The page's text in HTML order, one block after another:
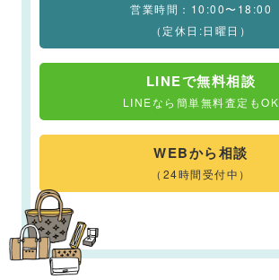
営業時間：10:00〜18:00
（定休日:日曜日）
LINEで無料相談
LINEなら簡単無料査定もOK
WEBから相談
（24時間受付中）